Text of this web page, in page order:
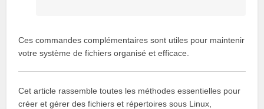
Ces commandes complémentaires sont utiles pour maintenir
votre système de fichiers organisé et efficace.
Cet article rassemble toutes les méthodes essentielles pour
créer et gérer des fichiers et répertoires sous Linux,